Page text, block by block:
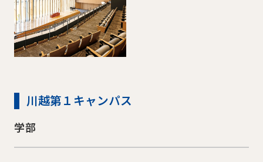
川越第１キャンパス
学部